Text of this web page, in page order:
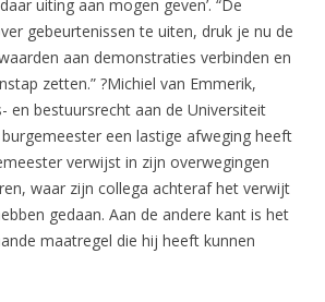
uiting aan mogen geven’. “De
gebeurtenissen te uiten, druk je nu de
aan demonstraties verbinden en
zetten.” ?Michiel van Emmerik,
en bestuursrecht aan de Universiteit
een lastige afweging heeft
verwijst in zijn overwegingen
waar zijn collega achteraf het verwijt
gedaan. Aan de andere kant is het
maatregel die hij heeft kunnen